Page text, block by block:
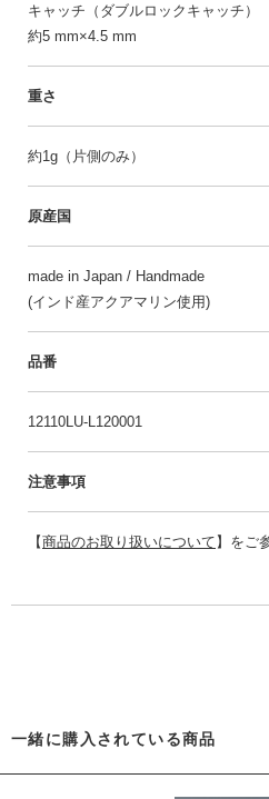
キャッチ（ダブルロックキャッチ）
約5 mm×4.5 mm
重さ
約1g（片側のみ）
原産国
made in Japan / Handmade
(インド産アクアマリン使用)
品番
12110LU-L120001
注意事項
【商品のお取り扱いについて 】をご
一緒に購入されている商品